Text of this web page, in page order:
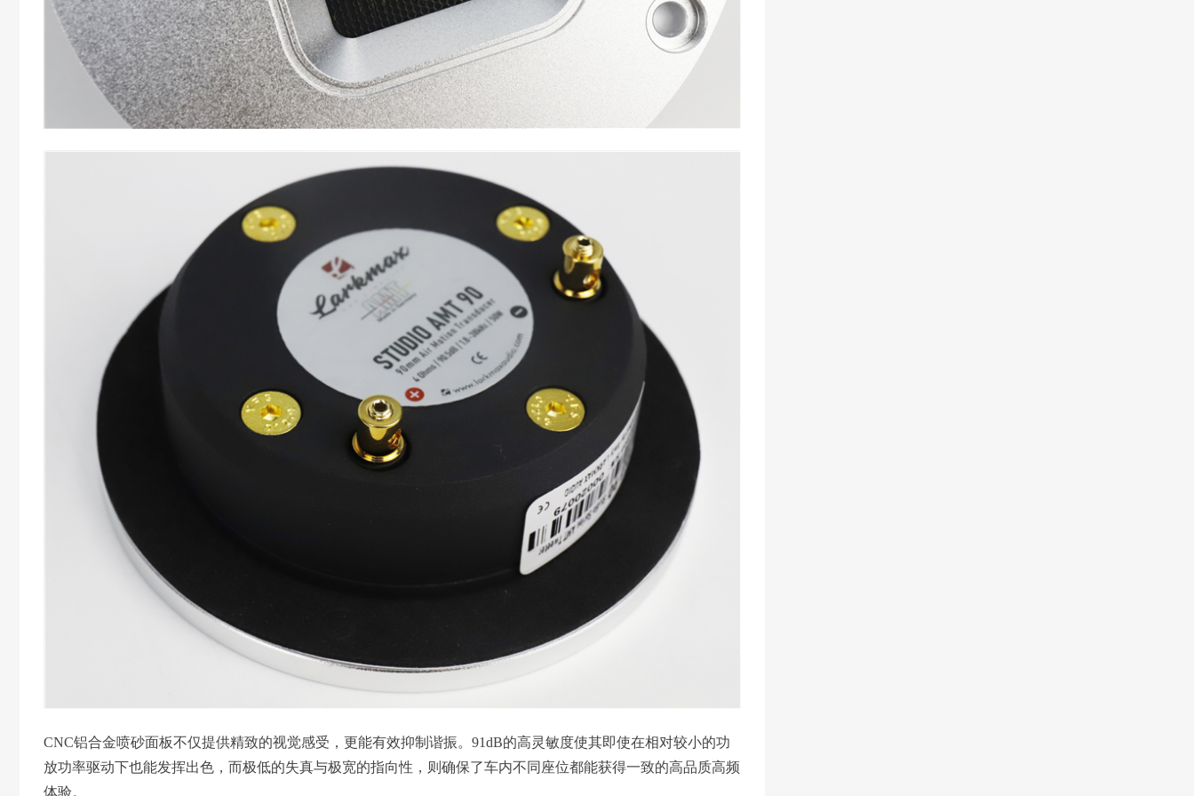
CNC铝合金喷砂面板不仅提供精致的视觉感受，更能有效抑制谐振。91dB的高灵敏度使其即使在相对较小的功
放功率驱动下也能发挥出色，而极低的失真与极宽的指向性，则确保了车内不同座位都能获得一致的高品质高频
体验。